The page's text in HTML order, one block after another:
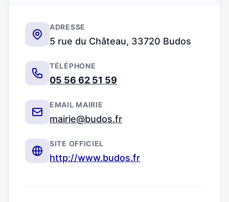
ADRESSE
5 rue du Château, 33720 Budos
TÉLÉPHONE
05 56 62 51 59
EMAIL MAIRIE
mairie@budos.fr
SITE OFFICIEL
http://www.budos.fr